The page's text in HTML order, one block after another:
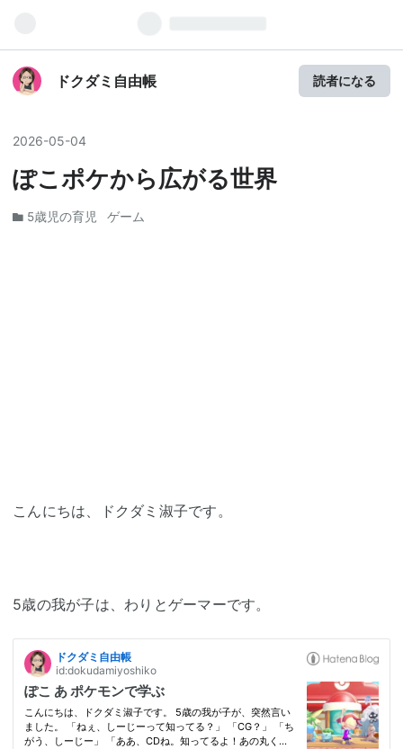
ドクダミ自由帳 読者になる
2026-05-04
ぽこポケから広がる世界
5歳児の育児 ゲーム
こんにちは、ドクダミ淑子です。
5歳の我が子は、わりとゲーマーです。